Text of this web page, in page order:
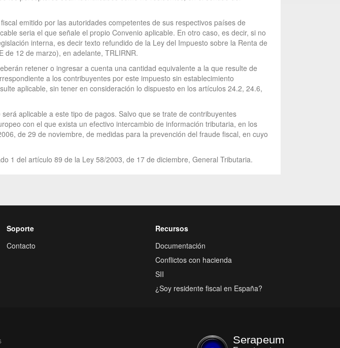
emitido por las autoridades competentes de sus respectivos países de
seria el que señale el propio Convenio aplicable. En otro caso, es decir, si no
interna, es decir texto refundido de la Ley del Impuesto sobre la Renta de
de 12 de marzo), en adelante, TRLIRNR.
retener o ingresar a cuenta una cantidad equivalente a la que resulte de
a los contribuyentes por este impuesto sin establecimiento
aplicable, sin tener en consideración lo dispuesto en los artículos 24.2, 24.6,
aplicable a este tipo de pagos. Salvo que se trate de contribuyentes
con el que exista un efectivo intercambio de información tributaria, en los
de 29 de noviembre, de medidas para la prevención del fraude fiscal, en cuyo
1 del artículo 89 de la Ley 58/2003, de 17 de diciembre, General Tributaria.
Soporte
Contacto
Recursos
Documentación
Conflictos con hacienda
SII
¿Soy residente fiscal en España?